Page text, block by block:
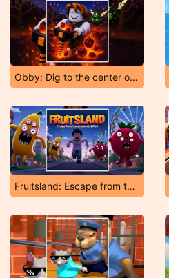
Obby: Dig to the center of the Earth
Fruitsland: Escape from the Amusement Park